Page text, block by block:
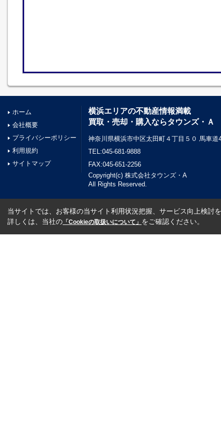
ホーム
会社概要
プライバシーポリシー
利用規約
サイトマップ
横浜エリアの不動産情報満載
買取・売却・購入ならタウンズ・Ａ
神奈川県横浜市中区太田町４丁目５０ 馬車道
TEL:045-681-9888
FAX:045-651-2256
Copyright(c) 株式会社タウンズ・A
All Rights Reserved.
当サイトでは、お客様の当サイト利用状況把握、サービス向上検討
詳しくは、当社の 「Cookieの取扱いについて」 をご確認ください。